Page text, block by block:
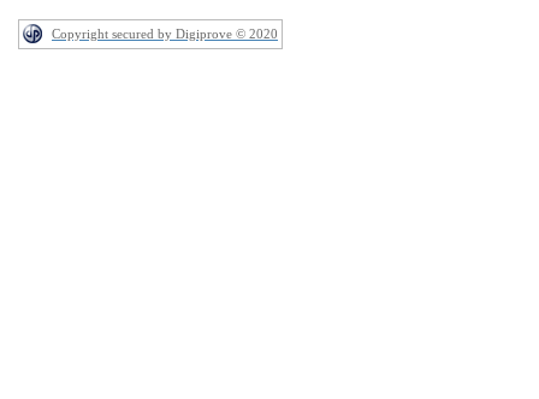
Copyright secured by Digiprove © 2020